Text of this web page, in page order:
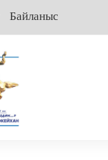
Байланыс